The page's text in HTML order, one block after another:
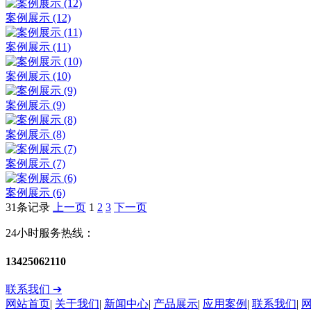
案例展示 (12)
案例展示 (11)
案例展示 (10)
案例展示 (9)
案例展示 (8)
案例展示 (7)
案例展示 (6)
31条记录
上一页 1 2 3 下一页
24小时服务热线：
13425062110
联系我们 ➔
网站首页| 关于我们| 新闻中心| 产品展示| 应用案例 | 联系我们|